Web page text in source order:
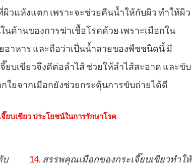
วแห้งแตก เพราะจะช่วยคืนน้ำให้กับผิว ทำให้ผิว
ด้านของการฆ่าเชื้อโรคด้วย เพราะเมือกใน
อาหาร และถือว่าเป็นน้ำลายของพืชชนิดนี้ มี
บเขียวจึงดีต่อลำไส้ ช่วยให้ลำไส้สะอาด และขับ
ใยจากเมือกยังช่วยกระตุ้นการขับถ่ายได้ดี
ยบเขียว ประโยชน์ในการรักษาโรค
บ 14. สรรพคุณเมือกของกระเจี๊ยบเขียวทำให้